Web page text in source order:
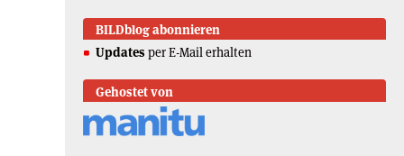
BILDblog abonnieren
Updates per E-Mail erhalten
Gehostet von